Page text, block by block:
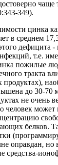
чаще
349).
цинка
в среднем
дефицита
т.е.
пожилые
тракта
продуктах),
до 30-70
не очень
может
белков.
оправдан, но
средства-